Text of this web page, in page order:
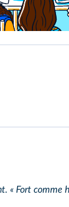
« Fort comme